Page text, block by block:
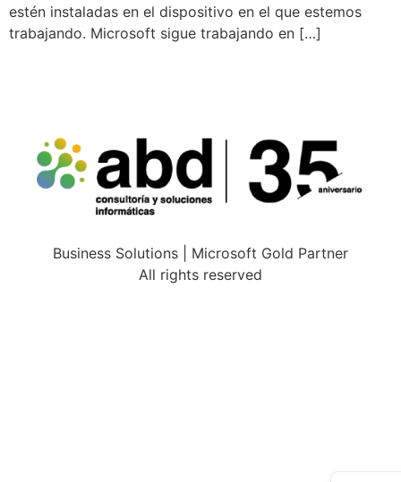
estén instaladas en el dispositivo en el que estemos
trabajando. Microsoft sigue trabajando en […]
Business Solutions | Microsoft Gold Partner
All rights reserved